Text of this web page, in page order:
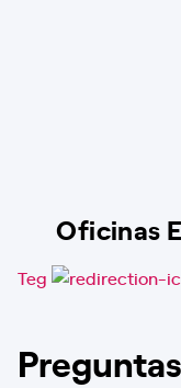
Oficinas
Teg